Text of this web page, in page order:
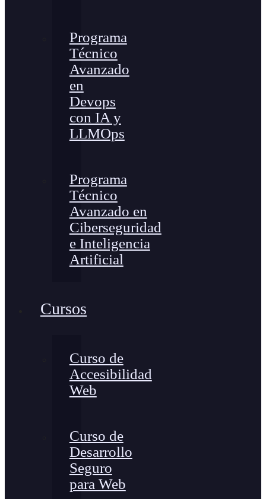
Programa
Técnico
Avanzado
en
Devops
con IA y
LLMOps
Programa
Técnico
Avanzado en
Ciberseguridad
e Inteligencia
Artificial
Cursos
Curso de
Accesibilidad
Web
Curso de
Desarrollo
Seguro
para Web